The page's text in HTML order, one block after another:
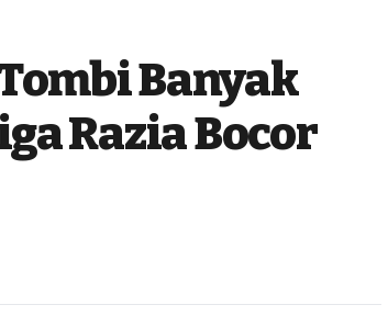
Banyak
Razia Bocor